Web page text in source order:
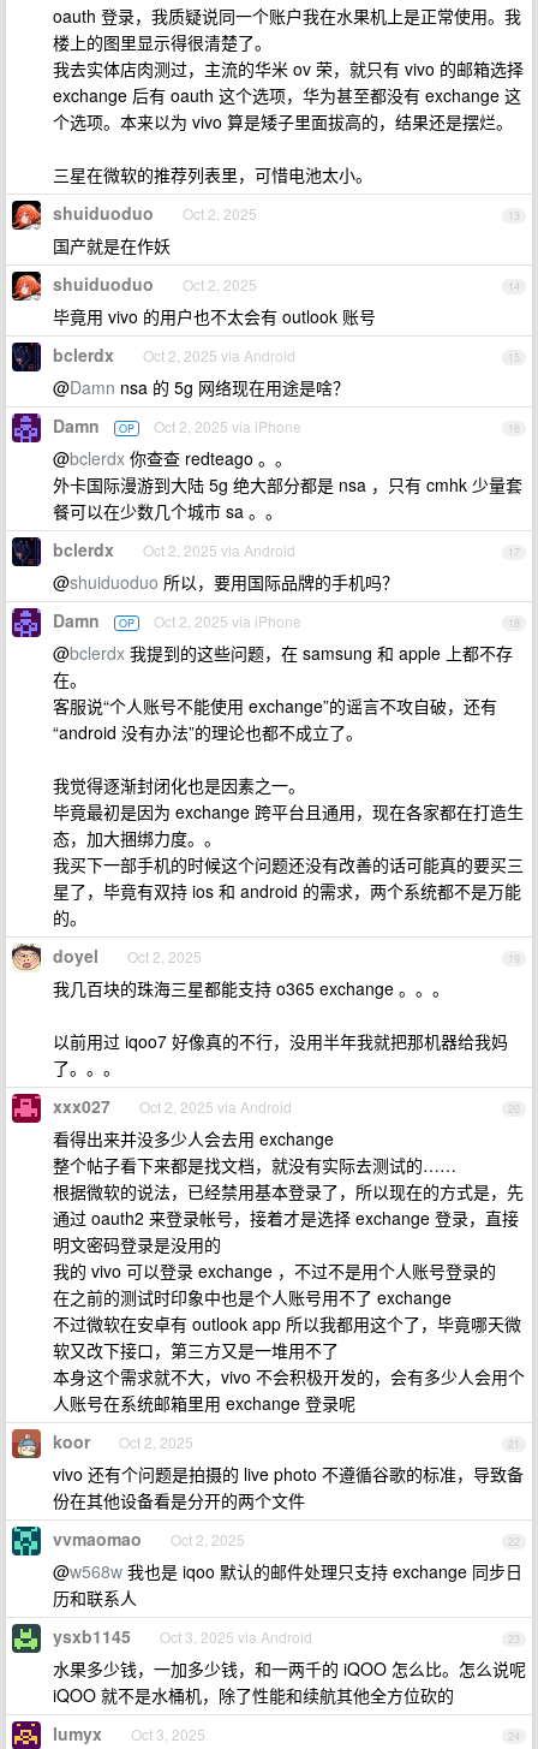
oauth 登录，我质疑说同一个账户我在水果机上是正常使用。我
楼上的图里显示得很清楚了。
我去实体店肉测过，主流的华米 ov 荣，就只有 vivo 的邮箱选择
exchange 后有 oauth 这个选项，华为甚至都没有 exchange 这
个选项。本来以为 vivo 算是矮子里面拔高的，结果还是摆烂。
三星在微软的推荐列表里，可惜电池太小。
13
shuiduoduo Oct 2, 2025
国产就是在作妖
14
shuiduoduo Oct 2, 2025
毕竟用 vivo 的用户也不太会有 outlook 账号
15
bclerdx Oct 2, 2025 via Android
@Damn nsa 的 5g 网络现在用途是啥？
16
Damn OP Oct 2, 2025 via iPhone
@bclerdx 你查查 redteago 。。
外卡国际漫游到大陆 5g 绝大部分都是 nsa ，只有 cmhk 少量套
餐可以在少数几个城市 sa 。。
17
bclerdx Oct 2, 2025 via Android
@shuiduoduo 所以，要用国际品牌的手机吗？
18
Damn OP Oct 2, 2025 via iPhone
@bclerdx 我提到的这些问题，在 samsung 和 apple 上都不存
在。
客服说“个人账号不能使用 exchange”的谣言不攻自破，还有
“android 没有办法”的理论也都不成立了。
我觉得逐渐封闭化也是因素之一。
毕竟最初是因为 exchange 跨平台且通用，现在各家都在打造生
态，加大捆绑力度。。
我买下一部手机的时候这个问题还没有改善的话可能真的要买三
星了，毕竟有双持 ios 和 android 的需求，两个系统都不是万能
的。
19
doyel Oct 2, 2025
我几百块的珠海三星都能支持 o365 exchange 。。。
以前用过 iqoo7 好像真的不行，没用半年我就把那机器给我妈
了。。。
20
xxx027 Oct 2, 2025 via Android
看得出来并没多少人会去用 exchange
整个帖子看下来都是找文档，就没有实际去测试的……
根据微软的说法，已经禁用基本登录了，所以现在的方式是，先
通过 oauth2 来登录帐号，接着才是选择 exchange 登录，直接
明文密码登录是没用的
我的 vivo 可以登录 exchange ，不过不是用个人账号登录的
在之前的测试时印象中也是个人账号用不了 exchange
不过微软在安卓有 outlook app 所以我都用这个了，毕竟哪天微
软又改下接口，第三方又是一堆用不了
本身这个需求就不大，vivo 不会积极开发的，会有多少人会用个
人账号在系统邮箱里用 exchange 登录呢
21
koor Oct 2, 2025
vivo 还有个问题是拍摄的 live photo 不遵循谷歌的标准，导致备
份在其他设备看是分开的两个文件
22
vvmaomao Oct 2, 2025
@w568w 我也是 iqoo 默认的邮件处理只支持 exchange 同步日
历和联系人
23
ysxb1145 Oct 3, 2025 via Android
水果多少钱，一加多少钱，和一两千的 iQOO 怎么比。怎么说呢
iQOO 就不是水桶机，除了性能和续航其他全方位砍的
24
lumyx Oct 3, 2025